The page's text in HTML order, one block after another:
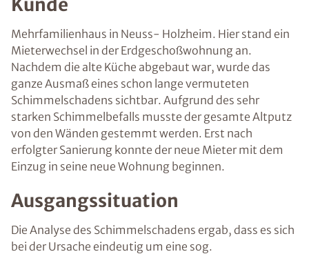
Mehrfamilienhaus in Neuss- Holzheim. Hier stand ein
Mieterwechsel in der Erdgeschoßwohnung an.
Nachdem die alte Küche abgebaut war, wurde das
ganze Ausmaß eines schon lange vermuteten
Schimmelschadens sichtbar. Aufgrund des sehr
starken Schimmelbefalls musste der gesamte Altputz
von den Wänden gestemmt werden. Erst nach
erfolgter Sanierung konnte der neue Mieter mit dem
Einzug in seine neue Wohnung beginnen.
Ausgangssituation
Die Analyse des Schimmelschadens ergab, dass es sich
bei der Ursache eindeutig um eine sog.